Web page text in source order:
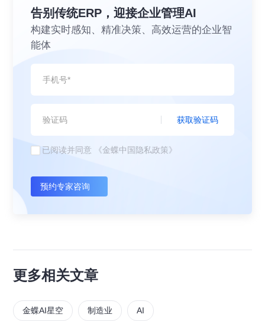
告别传统ERP，迎接企业管理AI
构建实时感知、精准决策、高效运营的企业智
能体
获取验证码
已阅读并同意 《金蝶中国隐私政策》
预约专家咨询
更多相关文章
金蝶AI星空 制造业 AI